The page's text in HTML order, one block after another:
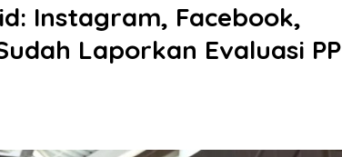
Instagram, Facebook,
Laporkan Evaluasi PP